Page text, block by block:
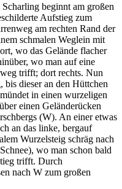
beginnt am großen
Aufstieg zum
am rechten Rand der
schmalen Weglein mit
wo das Gelände flacher
wo man auf eine
trifft; dort rechts. Nun
dieser an den Hüttchen
in einen wurzeligen
einen Geländerücken
(W). An einer etwas
an das linke, bergauf
Wurzelsteig schräg nach
wo man schon bald
trifft. Durch
nach W zum großen